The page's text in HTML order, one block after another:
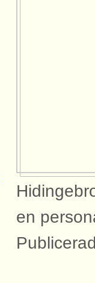
en